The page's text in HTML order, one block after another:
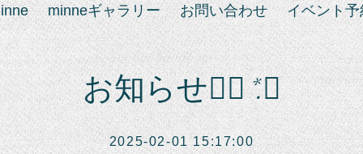
minneギャラリー お問い合わせ イベント予
お知らせ❁⃘*.ﾟ
2025-02-01 15:17:00